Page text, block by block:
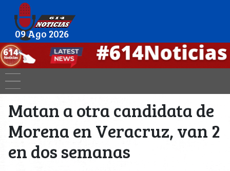
09 Ago 2026
Matan a otra candidata de
Morena en Veracruz, van 2
en dos semanas